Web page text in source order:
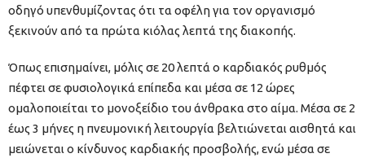
οδηγό υπενθυμίζοντας ότι τα οφέλη για τον οργανισμό
ξεκινούν από τα πρώτα κιόλας λεπτά της διακοπής.
Όπως επισημαίνει, μόλις σε 20 λεπτά ο καρδιακός ρυθμός
πέφτει σε φυσιολογικά επίπεδα και μέσα σε 12 ώρες
ομαλοποιείται το μονοξείδιο του άνθρακα στο αίμα. Μέσα σε 2
έως 3 μήνες η πνευμονική λειτουργία βελτιώνεται αισθητά και
μειώνεται ο κίνδυνος καρδιακής προσβολής, ενώ μέσα σε